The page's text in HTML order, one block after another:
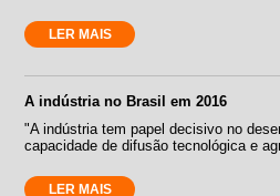
LER MAIS
A indústria no Brasil em 2016
"A indústria tem papel decisivo no
capacidade de difusão tecnológica e
LER MAIS